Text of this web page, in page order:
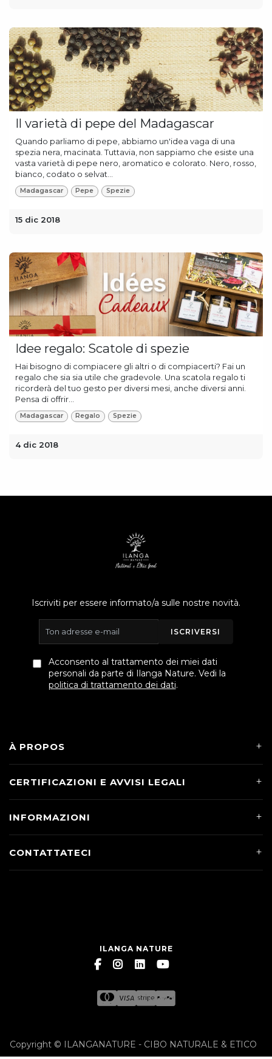
Il varietà di pepe del Madagascar
Quando parliamo di pepe, abbiamo un'idea vaga di una
spezia nera, macinata. Tuttavia, non sappiamo che esiste una
vasta varietà di pepe nero, aromatico e colorato. Nero, rosso,
bianco, codato o selvat...
Madagascar Pepe Spezie
15 dic 2018
Idee regalo: Scatole di spezie
Hai bisogno di compiacere gli altri o di compiacerti? Fai un
regalo che sia sia utile che gradevole. Una scatola regalo ti
ricorderà del tuo gesto per diversi mesi, anche diversi anni.
Pensa di offrir...
Madagascar Regalo Spezie
4 dic 2018
Iscriviti per essere informato/a sulle nostre novità.
ISCRIVERSI
Acconsento al trattamento dei miei dati
personali da parte di Ilanga Nature. Vedi la
politica di trattamento dei dati.
À PROPOS
CERTIFICAZIONI E AVVISI LEGALI
INFORMAZIONI
CONTATTATECI
ILANGA NATURE
Copyright © ILANGANATURE - CIBO NATURALE & ETICO